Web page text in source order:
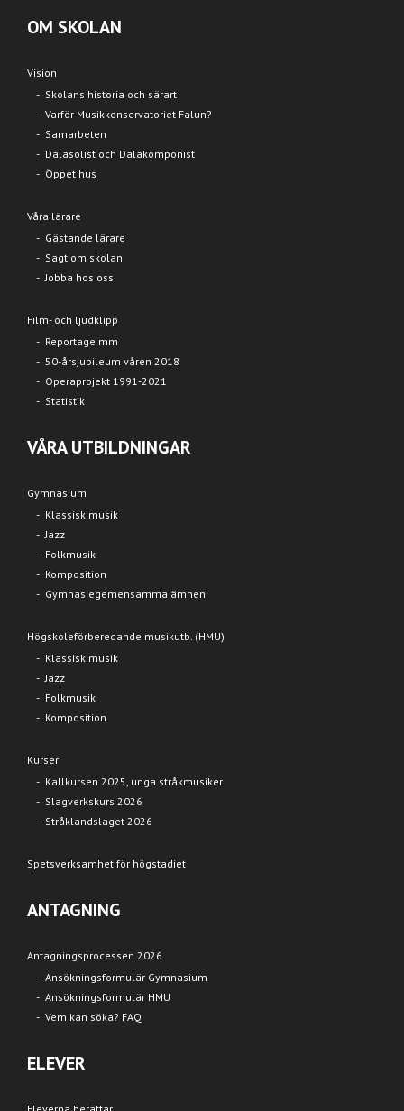
OM SKOLAN
Vision
Skolans historia och särart
Varför Musikkonservatoriet Falun?
Samarbeten
Dalasolist och Dalakomponist
Öppet hus
Våra lärare
Gästande lärare
Sagt om skolan
Jobba hos oss
Film- och ljudklipp
Reportage mm
50-årsjubileum våren 2018
Operaprojekt 1991-2021
Statistik
VÅRA UTBILDNINGAR
Gymnasium
Klassisk musik
Jazz
Folkmusik
Komposition
Gymnasiegemensamma ämnen
Högskoleförberedande musikutb. (HMU)
Klassisk musik
Jazz
Folkmusik
Komposition
Kurser
Kallkursen 2025, unga stråkmusiker
Slagverkskurs 2026
Stråklandslaget 2026
Spetsverksamhet för högstadiet
ANTAGNING
Antagningsprocessen 2026
Ansökningsformulär Gymnasium
Ansökningsformulär HMU
Vem kan söka? FAQ
ELEVER